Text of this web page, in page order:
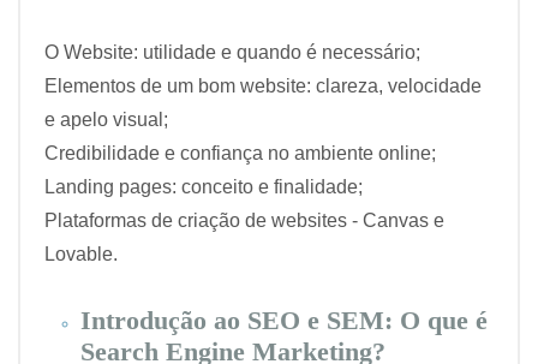
O Website: utilidade e quando é necessário;
Elementos de um bom website: clareza, velocidade
e apelo visual;
Credibilidade e confiança no ambiente online;
Landing pages: conceito e finalidade;
Plataformas de criação de websites - Canvas e
Lovable.
Introdução ao SEO e SEM: O que é
Search Engine Marketing?